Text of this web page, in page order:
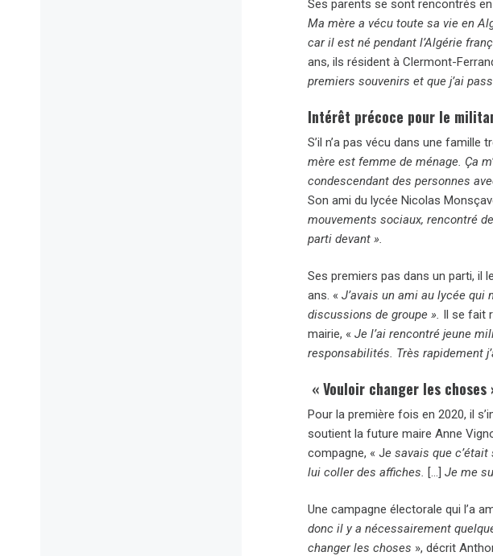
Ses parents se sont rencontrés en
Ma mère a vécu toute sa vie en
car il est né pendant l’Algérie
ans, ils résident à Clermont-
premiers souvenirs et que j’ai
Intérêt précoce pour le
S’il n’a pas vécu dans une
mère est femme de ménage. Ça
condescendant des personnes
Son ami du lycée Nicolas
mouvements sociaux, rencontré
parti devant ».
Ses premiers pas dans un parti, il
ans. «J’avais un ami au lycée
discussions de groupe ».
Il se
mairie, «Je l’ai rencontré jeune
responsabilités. Très rapidement
« Vouloir changer les choses
Pour la première fois en 2020, il
soutient la future maire Anne
compagne, « Je savais que
lui coller des affiches. […] Je me
Une campagne électorale qui l’a
donc il y a nécessairement
changer les choses », décrit